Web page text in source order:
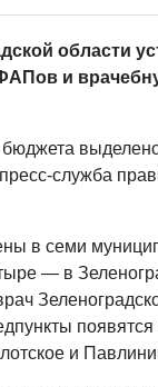
области
и
бюджета
служба
в семи
— в
появятся
и